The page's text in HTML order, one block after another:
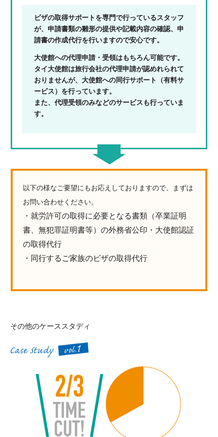
ビザの取得サポートを専門で行っているスタッフ
が、申請書類の雛形の提供や記載内容の確認、申
請書の作成代行を行いますので安心です。
大使館への代理申請・受領はもちろん可能です。
タイ大使館は旅行会社の代理申請が認めれられて
おりませんが、大使館への同行サポート（有料サ
ービス）を行っています。
また、代理受領のみなどのサービスも行っていま
す。
以下の様なご要望にもお応えしておりますので、まずは
お問い合わせください。
・就労許可の取得に必要となる書類（卒業証明
書、無犯罪証明書等）の外務省公印・大使館認証
の取得代行
・同行するご家族のビザの取得代行
その他のケーススタディ